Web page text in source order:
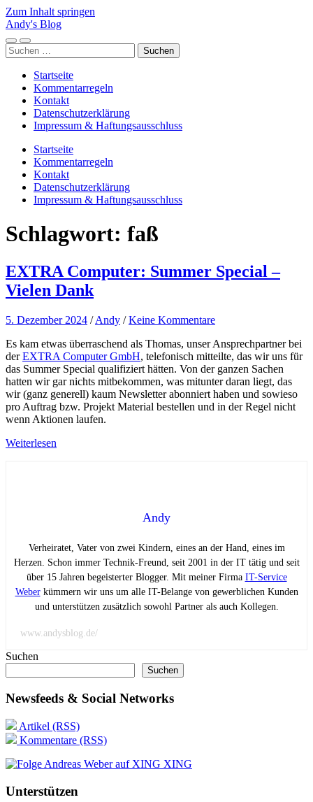
Zum Inhalt springen
Andy's Blog
Mobile-
Menü
Suchfeld
ein-/ausblenden
Suchen
nach:
Startseite
Kommentarregeln
Kontakt
Datenschutzerklärung
Impressum & Haftungsausschluss
Startseite
Kommentarregeln
Kontakt
Datenschutzerklärung
Impressum & Haftungsausschluss
Schlagwort: faß
EXTRA Computer: Summer Special –
Vielen Dank
5. Dezember 2024 /Andy /Keine Kommentare
Es kam etwas überraschend als Thomas, unser Ansprechpartner bei
derEXTRA Computer GmbH, telefonisch mitteilte, das wir uns für
das Summer Special qualifiziert hätten. Von der ganzen Sachen
hatten wir gar nichts mitbekommen, was mitunter daran liegt, das
wir (ganz generell) kaum Newsletter abonniert haben und sowieso
pro Auftrag bzw. Projekt Material bestellen und in der Regel nicht
wenn Aktionen laufen.
Weiterlesen
Andy
Verheiratet, Vater von zwei Kindern, eines an der Hand, eines im
Herzen. Schon immer Technik-Freund, seit 2001 in der IT tätig und seit
über 15 Jahren begeisterter Blogger. Mit meiner Firma IT-Service
Weberkümmern wir uns um alle IT-Belange von gewerblichen Kunden
und unterstützen zusätzlich sowohl Partner als auch Kollegen.
www.andysblog.de/
Suchen
Suchen
Newsfeeds & Social Networks
Artikel (RSS)
Kommentare (RSS)
XING
Unterstützen